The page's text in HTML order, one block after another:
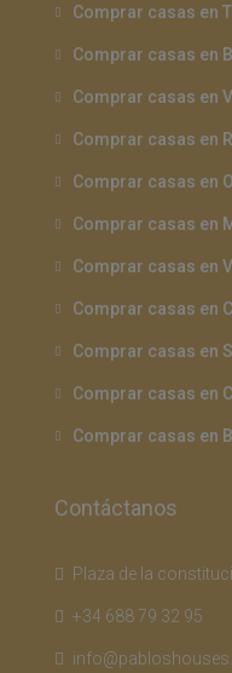
Comprar casas en
Comprar casas en
Comprar casas en
Comprar casas en
Comprar casas en
Comprar casas en
Comprar casas en
Comprar casas en
Comprar casas en
Comprar casas en
Comprar casas en
Contáctanos
Plaza de la
+34 688 79 32 95